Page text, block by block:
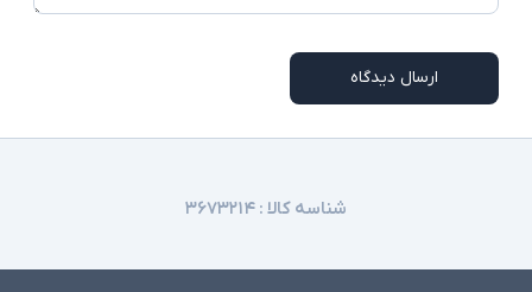
ارسال دیدگاه
شناسه کالا : ۳۶۷۳۲۱۴